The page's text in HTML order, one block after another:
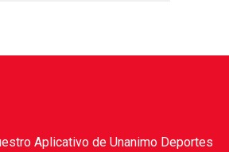
Aplicativo de Unanimo Deportes